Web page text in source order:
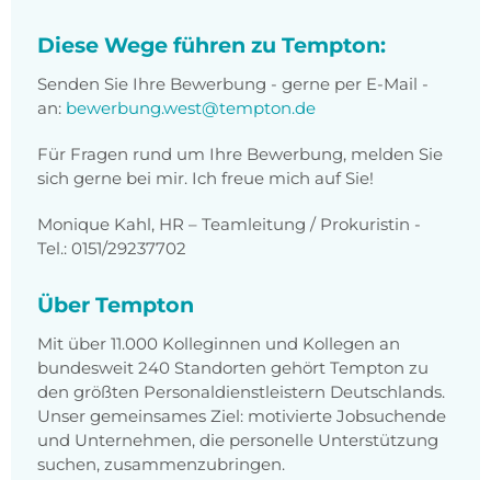
Diese Wege führen zu Tempton:
Senden Sie Ihre Bewerbung - gerne per E-Mail -
an: bewerbung.west@tempton.de
Für Fragen rund um Ihre Bewerbung, melden Sie
sich gerne bei mir. Ich freue mich auf Sie!
Monique Kahl, HR – Teamleitung / Prokuristin -
Tel.: 0151/29237702
Über Tempton
Mit über 11.000 Kolleginnen und Kollegen an
bundesweit 240 Standorten gehört Tempton zu
den größten Personaldienstleistern Deutschlands.
Unser gemeinsames Ziel: motivierte Jobsuchende
und Unternehmen, die personelle Unterstützung
suchen, zusammenzubringen.